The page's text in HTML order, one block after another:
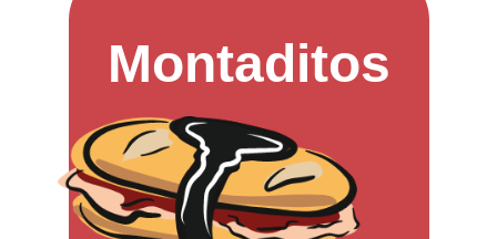
Montaditos